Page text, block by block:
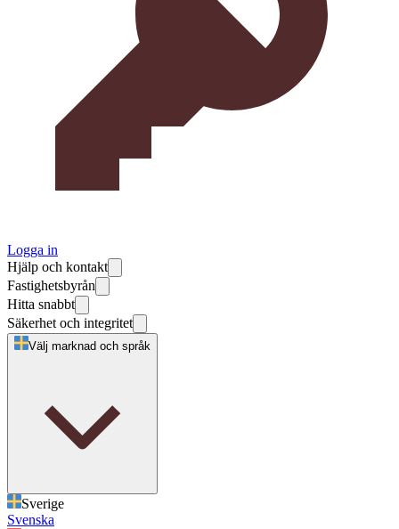
Logga in
Hjälp och kontakt
Fastighetsbyrån
Hitta snabbt
Säkerhet och integritet
Välj marknad och språk
Sverige
Svenska